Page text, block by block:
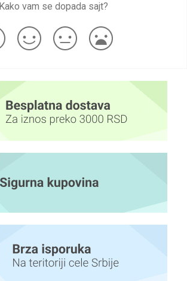
Kako vam se dopada sajt?